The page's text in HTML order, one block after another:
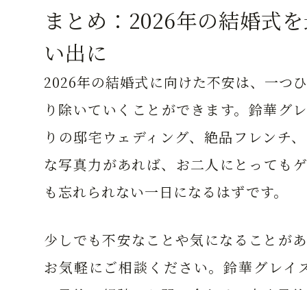
まとめ：2026年の結婚式
い出に
2026年の結婚式に向けた不安は、一つ
り除いていくことができます。鈴華グ
りの邸宅ウェディング、絶品フレンチ
な写真力があれば、お二人にとっても
も忘れられない一日になるはずです。
少しでも不安なことや気になることが
お気軽にご相談ください。鈴華グレイ